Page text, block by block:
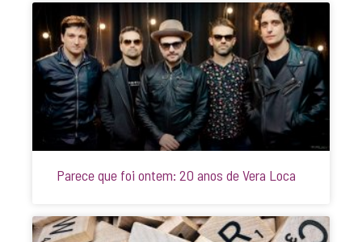
Parece que foi ontem: 20 anos de Vera Loca